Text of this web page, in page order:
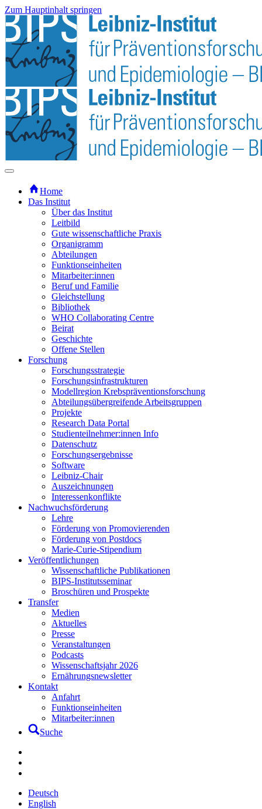
Zum Hauptinhalt springen
Home
Das Institut
Über das Institut
Leitbild
Gute wissenschaftliche Praxis
Organigramm
Abteilungen
Funktionseinheiten
Mitarbeiter:innen
Beruf und Familie
Gleichstellung
Bibliothek
WHO Collaborating Centre
Beirat
Geschichte
Offene Stellen
Forschung
Forschungsstrategie
Forschungsinfrastrukturen
Modellregion Krebspräventionsforschung
Abteilungsübergreifende Arbeitsgruppen
Projekte
Research Data Portal
Studienteilnehmer:innen Info
Datenschutz
Forschungsergebnisse
Software
Leibniz-Chair
Auszeichnungen
Interessenkonflikte
Nachwuchsförderung
Lehre
Förderung von Promovierenden
Förderung von Postdocs
Marie-Curie-Stipendium
Veröffentlichungen
Wissenschaftliche Publikationen
BIPS-Institutsseminar
Broschüren und Prospekte
Transfer
Medien
Aktuelles
Presse
Veranstaltungen
Podcasts
Wissenschaftsjahr 2026
Ernährungsnewsletter
Kontakt
Anfahrt
Funktionseinheiten
Mitarbeiter:innen
Suche
Deutsch
English